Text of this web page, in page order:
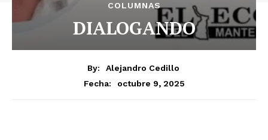
COLUMNAS
DIALOGANDO
By:
Alejandro Cedillo
Fecha:
octubre 9, 2025